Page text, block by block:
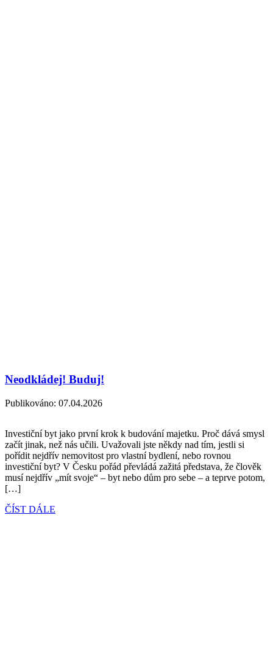
Neodkládej! Buduj!
Publikováno: 07.04.2026
Investiční byt jako první krok k budování majetku. Proč dává smysl
začít jinak, než nás učili. Uvažovali jste někdy nad tím, jestli si
pořídit nejdřív nemovitost pro vlastní bydlení, nebo rovnou
investiční byt? V Česku pořád převládá zažitá představa, že člověk
musí nejdřív „mít svoje“ – byt nebo dům pro sebe – a teprve potom,
[…]
ČÍST DÁLE